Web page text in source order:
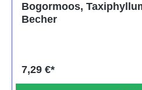
Bogormoos,
Becher
7,29 €*